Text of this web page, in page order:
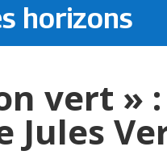
horizons
vert »
Jules